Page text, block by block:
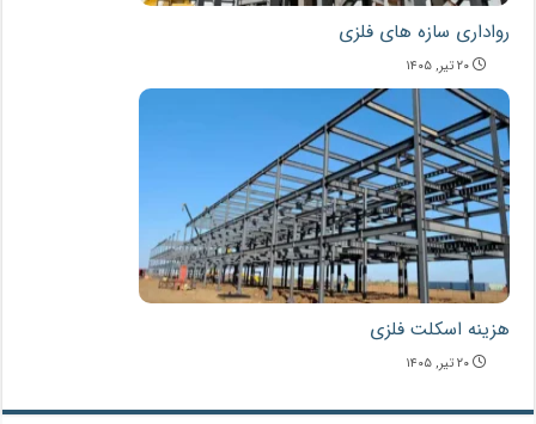
رواداری سازه های فلزی
۲۰ تیر, ۱۴۰۵
هزینه اسکلت فلزی
۲۰ تیر, ۱۴۰۵